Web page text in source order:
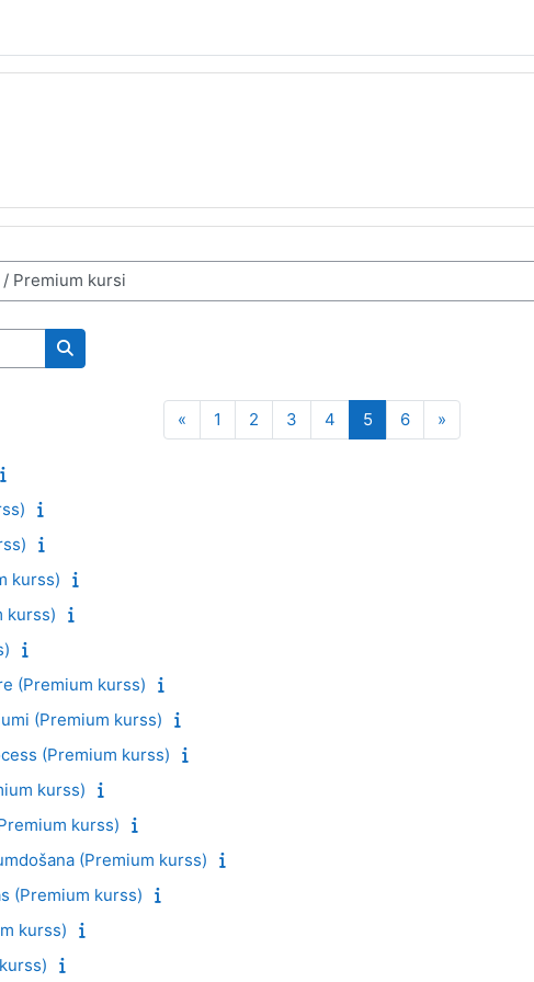
Meklēt kursus
«Iepriekšējā lapa
1 Lapa 1
2Lapa 2
3Lapa 3
4Lapa 4
5Lapa 5
6Lapa 6
»Nākamā lapa
kurss)
kurss)
(Premium kurss)
(Premium kurss)
(Premium kurss)
kurss)
kurss)
(Premium kurss)
(Premium kurss)
kurss)